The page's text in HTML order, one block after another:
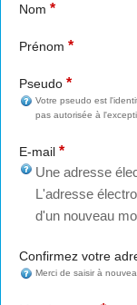
Nom *
Prénom *
Pseudo *
Votre pseudo est
pas autorisée à
E-mail *
Une adresse
L'adresse
d'un nouveau
Confirmez votre
Merci de saisir à